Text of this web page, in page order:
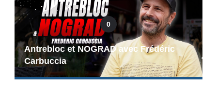
0
Antrebloc et NOGRAD avec Frédéric
Carbuccia